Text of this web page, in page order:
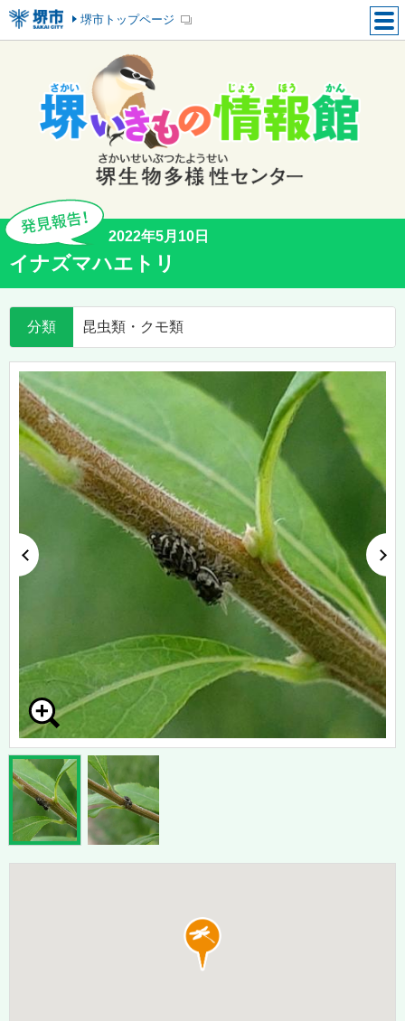
堺市トップページ
2022年5月10日
イナズマハエトリ
分類 昆虫類・クモ類